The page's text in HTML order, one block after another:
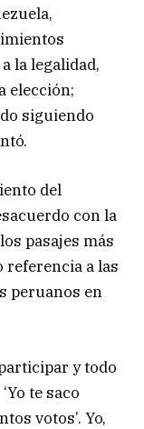
la legalidad,
elección;
siguiendo
del
con la
pasajes más
referencia a las
peruanos en
y todo
te saco
votos’. Yo,